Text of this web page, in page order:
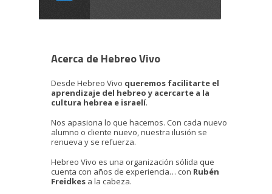
Acerca de Hebreo Vivo
Desde Hebreo Vivo queremos facilitarte el
aprendizaje del hebreo y acercarte a la
cultura hebrea e israelí.
Nos apasiona lo que hacemos. Con cada nuevo
alumno o cliente nuevo, nuestra ilusión se
renueva y se refuerza.
Hebreo Vivo es una organización sólida que
cuenta con años de experiencia… con Rubén
Freidkes a la cabeza.